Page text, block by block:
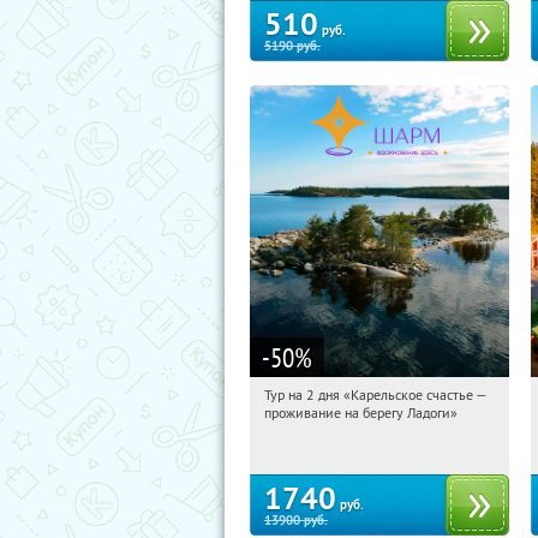
510 руб.
5190руб.
-50%
15:12:45 Купили:39
Тур на 2 дня «Карельское счастье —
проживание на берегу Ладоги»
1740 руб.
13900руб.